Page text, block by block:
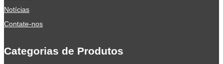
Notícias
Contate-nos
Categorias de Produtos